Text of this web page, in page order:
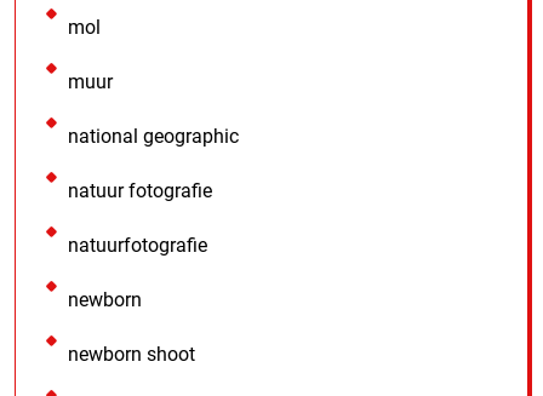
mol
muur
national geographic
natuur fotografie
natuurfotografie
newborn
newborn shoot